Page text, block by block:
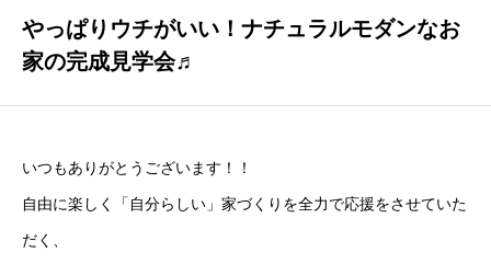
CONTACT
お問い合わせ
やっぱりウチがいい！ナチュラルモダンなお
家の完成見学会♬
いつもありがとうございます！！
自由に楽しく「自分らしい」家づくりを全力で応援をさせていた
だく、